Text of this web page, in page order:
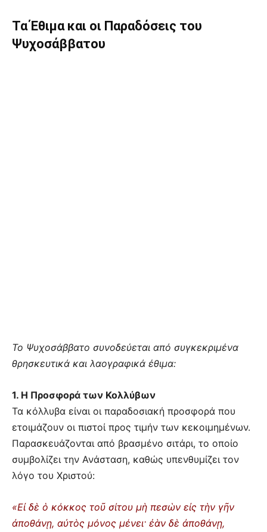
Τα Έθιμα και οι Παραδόσεις του
Ψυχοσάββατου
Το Ψυχοσάββατο συνοδεύεται από συγκεκριμένα
θρησκευτικά και λαογραφικά έθιμα:
1. Η Προσφορά των Κολλύβων
Τα κόλλυβα είναι οι παραδοσιακή προσφορά που
ετοιμάζουν οι πιστοί προς τιμήν των κεκοιμημένων.
Παρασκευάζονται από βρασμένο σιτάρι, το οποίο
συμβολίζει την Ανάσταση, καθώς υπενθυμίζει τον
λόγο του Χριστού:
«Εἰ δὲ ὁ κόκκος τοῦ σίτου μὴ πεσὼν εἰς τὴν γῆν
ἀποθάνῃ, αὐτὸς μόνος μένει· ἐὰν δὲ ἀποθάνῃ,